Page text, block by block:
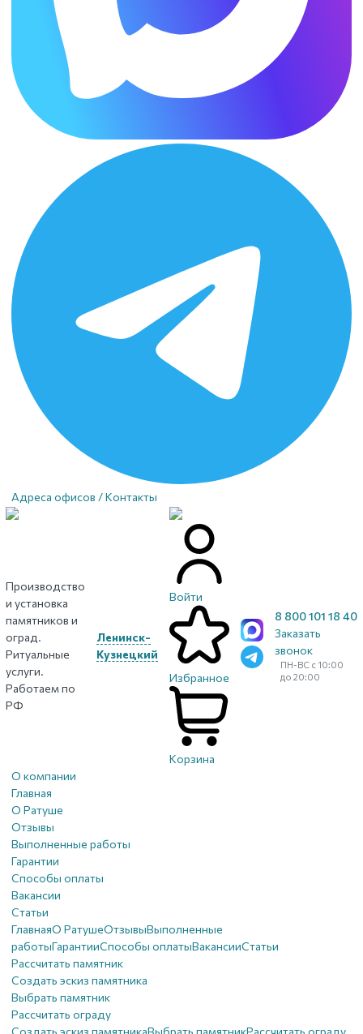
Адреса офисов / Контакты
Производство
и установка
памятников и
оград.
Ритуальные
услуги.
Работаем по
РФ
Ленинск-
Кузнецкий
Войти
Избранное
Корзина
8 800 101 18 40
Заказать
звонок
ПН-ВС с 10:00
до 20:00
О компании
Главная
О Ратуше
Отзывы
Выполненные работы
Гарантии
Способы оплаты
Вакансии
Статьи
ГлавнаяО РатушеОтзывыВыполненные
работыГарантииСпособы оплатыВакансииСтатьи
Рассчитать памятник
Создать эскиз памятника
Выбрать памятник
Рассчитать ограду
Создать эскиз памятникаВыбрать памятникРассчитать ограду